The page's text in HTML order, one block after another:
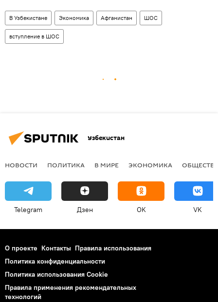
В Узбекистане Экономика Афганистан ШОС
вступление в ШОС
Узбекистан
НОВОСТИ ПОЛИТИКА В МИРЕ ЭКОНОМИКА
Telegram Дзен OK VK
О проекте Контакты Правила использования
Политика конфиденциальности
Политика использования Cookie
Правила применения рекомендательных
технологий